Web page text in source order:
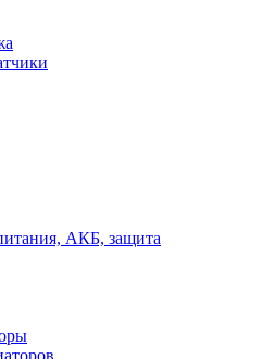
АКБ, защита